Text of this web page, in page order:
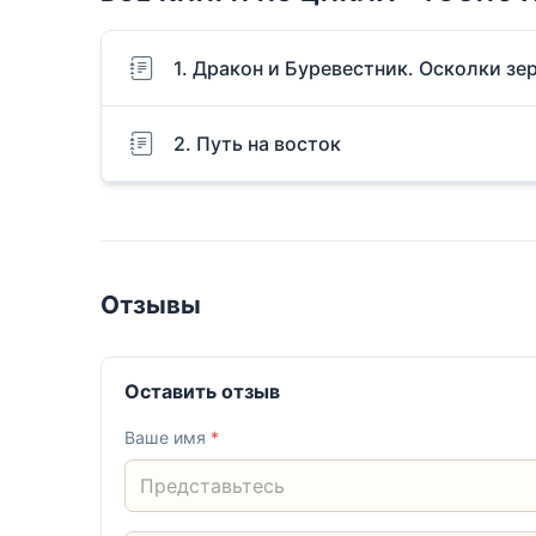
1. Дракон и Буревестник. Осколки
2. Путь на восток
Отзывы
Оставить отзыв
Ваше имя *